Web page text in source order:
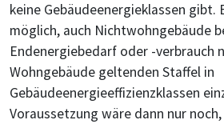
keine Gebäudeenergieklassen gibt.
möglich, auch Nichtwohngebäude
Endenergiebedarf oder -verbrauch
Wohngebäude geltenden Staffel in
Gebäudeenergieeffizienzklassen
Voraussetzung wäre dann nur